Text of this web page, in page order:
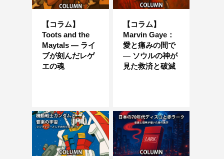
【コラム】
Toots and the
Maytals — ライ
ブが刻んだレゲ
エの魂
【コラム】
Marvin Gaye：
愛と痛みの間で
― ソウルの神が
見た救済と破滅